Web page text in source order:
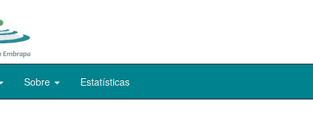
Sobre Estatísticas